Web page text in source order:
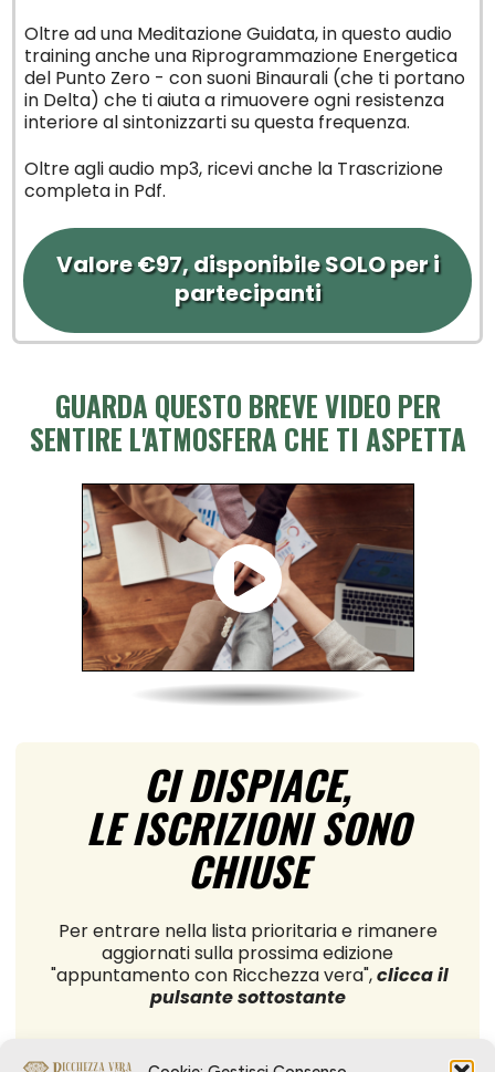
Oltre ad una Meditazione Guidata, in questo audio
training anche una Riprogrammazione Energetica
del Punto Zero - con suoni Binaurali (che ti portano
in Delta) che ti aiuta a rimuovere ogni resistenza
interiore al sintonizzarti su questa frequenza.
Oltre agli audio mp3, ricevi anche la Trascrizione
completa in Pdf.
Valore €97, disponibile SOLO per i
partecipanti
GUARDA QUESTO BREVE VIDEO PER
SENTIRE L'ATMOSFERA CHE TI ASPETTA
CI DISPIACE,
LE ISCRIZIONI SONO
CHIUSE
Per entrare nella lista prioritaria e rimanere
aggiornati sulla prossima edizione
"appuntamento con Ricchezza vera",clicca il
pulsante sottostante